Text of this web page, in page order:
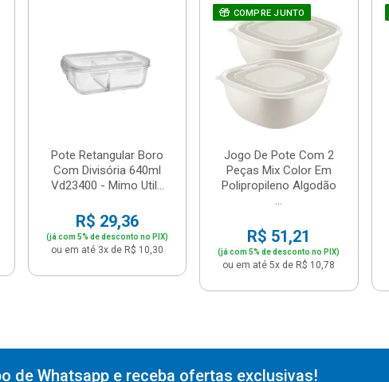
Pote Retangular Boro
Com Divisória 640ml
Vd23400 - Mimo Util...
R$ 29,36
(já com 5% de desconto no PIX)
ou em até 3x de R$ 10,30
COMPRE JUNTO
Jogo De Pote Com 2
Peças Mix Color Em
Polipropileno Algodão
...
R$ 51,21
(já com 5% de desconto no PIX)
ou em até 5x de R$ 10,78
de Whatsapp e receba ofertas exclusivas!